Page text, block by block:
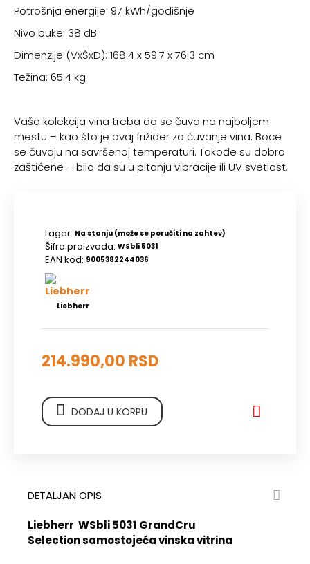
Potrošnja energije: 97 kWh/godišnje
Nivo buke: 38 dB
Dimenzije (VxŠxD): 168.4 x 59.7 x 76.3 cm
Težina: 65.4 kg
Vaša kolekcija vina treba da se čuva na najboljem
mestu – kao što je ovaj frižider za čuvanje vina. Boce
se čuvaju na savršenoj temperaturi. Takođe su dobro
zaštićene – bilo da su u pitanju vibracije ili UV svetlost.
Lager: Na stanju (može se poručiti na zahtev)
Šifra proizvoda: WSbli 5031
EAN kod: 9005382244036
Liebherr
214.990,00 RSD
DODAJ U KORPU
DETALJAN OPIS
Liebherr WSbli 5031 GrandCru
Selectionsamostojeća vinska vitrina